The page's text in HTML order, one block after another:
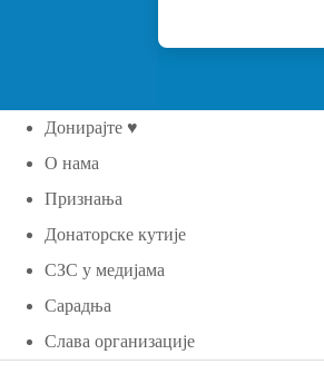
Донирајте ♥
О нама
Признања
Донаторске кутије
СЗС у медијама
Сарадња
Слава организације